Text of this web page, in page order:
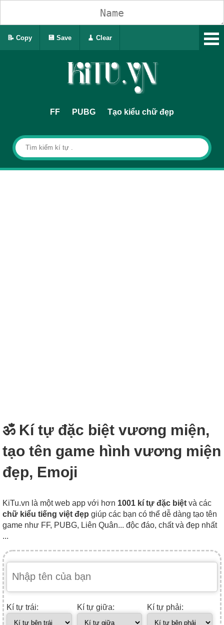
FF PUBG Tạo kiểu chữ đẹp
ॐ Kí tự đặc biệt vương miện,
tạo tên game hình vương miện
đẹp, Emoji
KiTu.vn là một web app với hơn 1001 kí tự đặc biệt và các
chữ kiểu tiếng việt đẹp giúp các bạn có thể dễ dàng tạo tên
game như FF, PUBG, Liên Quân... độc đáo, chất và đẹp nhất
...
Kí tự trái: Kí tự giữa: Kí tự phải:
📝 Copy 💾 Save 🧹 Clear